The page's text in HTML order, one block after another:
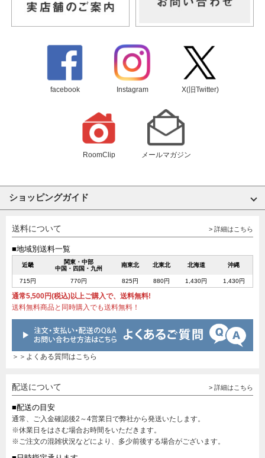
facebook Instagram X(旧Twitter)
RoomClip メールマガジン
ショッピングガイド
送料について > 詳細はこちら
■地域別送料一覧
近畿
関東・中部
中国・四国・九州
南東北 北東北 北海道 沖縄
715円 770円 825円 880円 1,430円 1,430円
通常5,500円(税込)以上ご購入で、送料無料!
送料無料商品と同時購入でも送料無料！
＞＞よくある質問はこちら
配送について > 詳細はこちら
■配送の目安
通常、ご入金確認後2～4営業日で弊社から発送いたします。
※休業日をはさむ場合お時間をいただきます。
※ご注文の混雑状況などにより、多少前後する場合がございます。